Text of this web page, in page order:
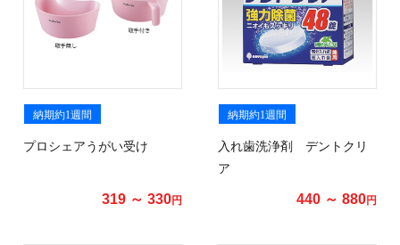
納期約1週間
プロシェアうがい受け
319 ～ 330円
納期約1週間
入れ歯洗浄剤 デントクリ
ア
440 ～ 880円